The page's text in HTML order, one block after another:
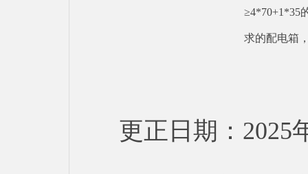
≥4*70+1*35
求的配电箱
更正日期： 2025